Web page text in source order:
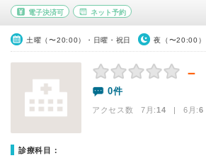
電子決済可 ネット予約
土曜（〜20:00）・日曜・祝日 夜（〜20:00）
－
0件
アクセス数 7月:14 | 6月:6
診療科目：